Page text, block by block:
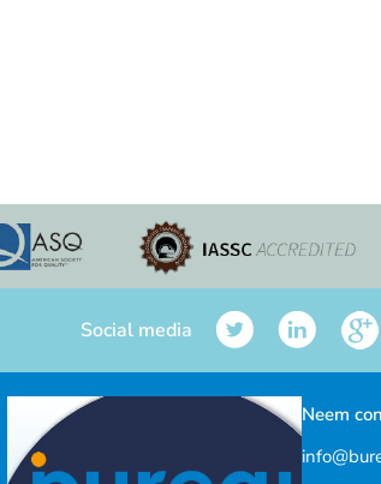
Social media
Neem